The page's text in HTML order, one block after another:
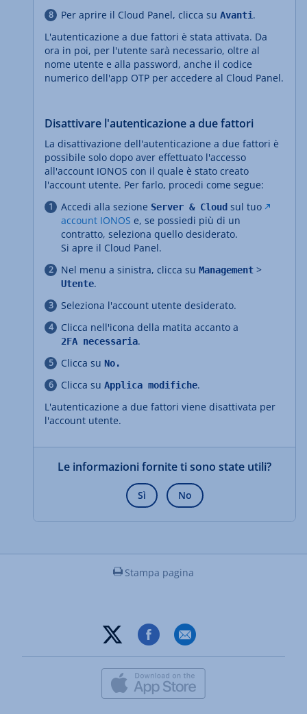
Per aprire il Cloud Panel, clicca su Avanti.
L'autenticazione a due fattori è stata attivata. Da
ora in poi, per l'utente sarà necessario, oltre al
nome utente e alla password, anche il codice
numerico dell'app OTP per accedere al Cloud Panel.
Disattivare l'autenticazione a due fattori
La disattivazione dell'autenticazione a due fattori è
possibile solo dopo aver effettuato l'accesso
all'account IONOS con il quale è stato creato
l'account utente. Per farlo, procedi come segue:
Accedi alla sezione Server & Cloud sul tuo
account IONOS e, se possiedi più di un
contratto, seleziona quello desiderato.
Si apre il Cloud Panel.
Nel menu a sinistra, clicca su Management >
Utente.
Seleziona l'account utente desiderato.
Clicca nell'icona della matita accanto a
2FA necessaria.
Clicca su No.
Clicca su Applica modifiche.
L'autenticazione a due fattori viene disattivata per
l'account utente.
Le informazioni fornite ti sono state utili?
Sì No
Stampa pagina